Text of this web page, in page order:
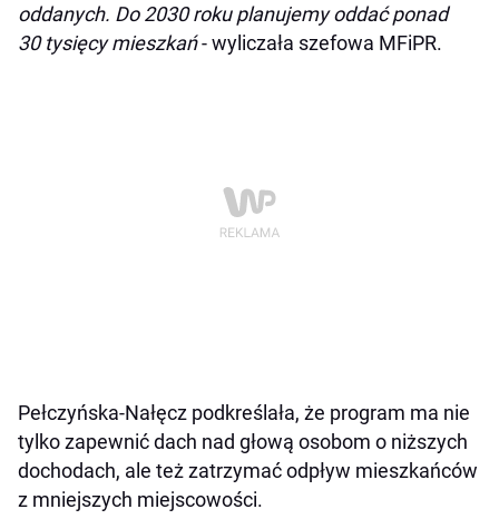
oddanych. Do 2030 roku planujemy oddać ponad
30 tysięcy mieszkań- wyliczała szefowa MFiPR.
Pełczyńska-Nałęcz podkreślała, że program ma nie
tylko zapewnić dach nad głową osobom o niższych
dochodach, ale też zatrzymać odpływ mieszkańców
z mniejszych miejscowości.